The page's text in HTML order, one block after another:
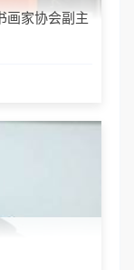
画家协会副主